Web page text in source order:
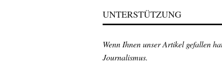
UNTERSTÜTZUNG
Wenn Ihnen unser Artikel gefallen
Journalismus.